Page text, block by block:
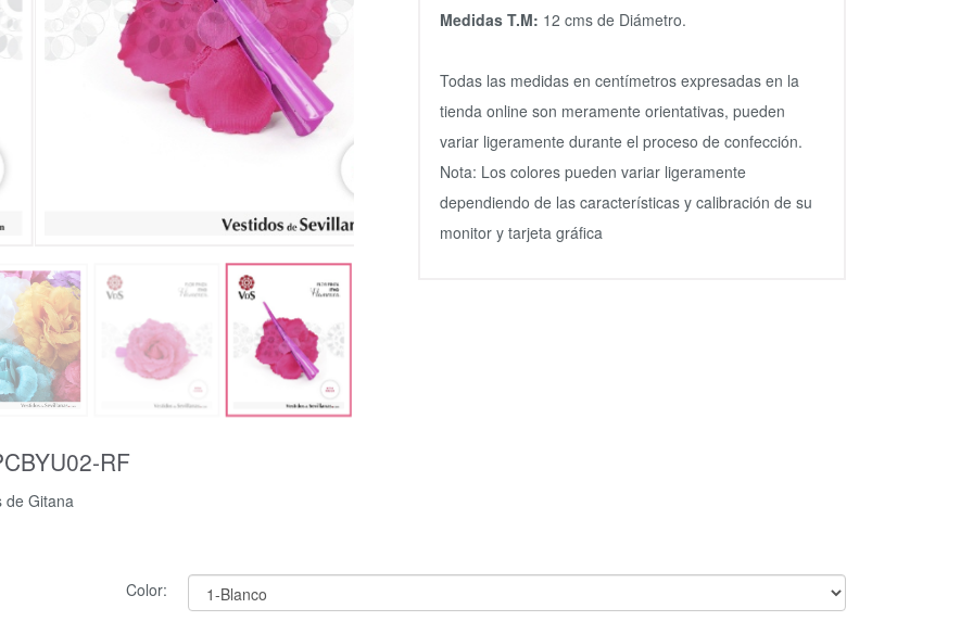
RF
de Gitana
Medidas T.M: 12 cms de Diámetro.
Todas las medidas en centímetros expresadas en la
tienda online son meramente orientativas, pueden
variar ligeramente durante el proceso de confección.
Nota: Los colores pueden variar ligeramente
dependiendo de las características y calibración de su
monitor y tarjeta gráfica
Color: